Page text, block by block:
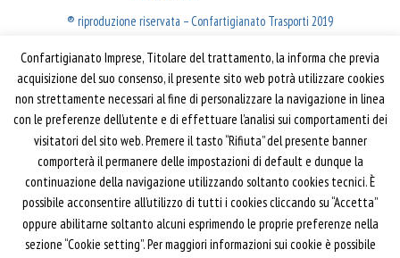
® riproduzione riservata – Confartigianato Trasporti 2019
Confartigianato Trasporti
Via S. Giovanni in Laterano, 152 | 00184 Roma
T: 06 70374.275
trasporti@confartigianato.it
confartigianatotrasporti@pec.it
Privacy e Cookie Policy
Informativa
Confartigianato Imprese, Titolare del trattamento, la informa che previa
acquisizione del suo consenso, il presente sito web potrà utilizzare cookies
non strettamente necessari al fine di personalizzare la navigazione in linea
con le preferenze dell’utente e di effettuare l’analisi sui comportamenti dei
visitatori del sito web. Premere il tasto “Rifiuta” del presente banner
comporterà il permanere delle impostazioni di default e dunque la
continuazione della navigazione utilizzando soltanto cookies tecnici. È
possibile acconsentire all’utilizzo di tutti i cookies cliccando su “Accetta”
oppure abilitarne soltanto alcuni esprimendo le proprie preferenze nella
sezione “Cookie setting”. Per maggiori informazioni sui cookie è possibile